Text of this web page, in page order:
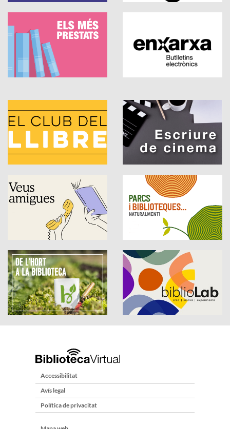
Accessibilitat
Avís legal
Política de privacitat